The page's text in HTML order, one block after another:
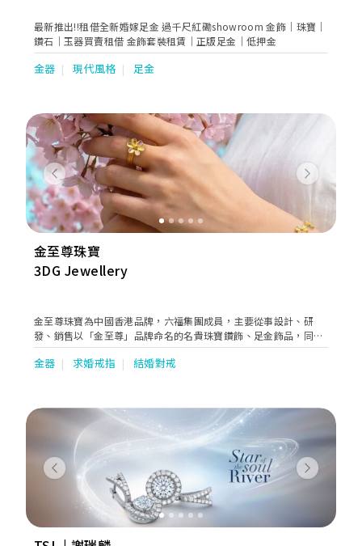
最新推出!!租借全新婚嫁足金 過千尺紅磡showroom 金飾｜珠寶｜
鑽石｜玉器買賣租借 金飾套裝租賃｜正版足金｜低押金
金器 現代風格 足金
Previous Next
金至尊珠寶
3DG Jewellery
金至尊珠寶為中國香港品牌，六福集團成員，主要從事設計、研
發、銷售以「金至尊」品牌命名的名貴珠寶鑽飾、足金飾品，同時
提供企業禮品定製服務。秉持“young at heart 心齡無界”的品牌
理念，打造時尚獨特的珠寶產品，並堅守「3DG尊享服務」理念，
金器 求婚戒指 結婚對戒
Previous Next